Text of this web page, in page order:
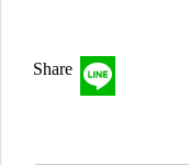
Share